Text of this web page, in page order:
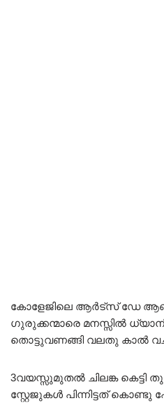
കോളേജിലെ ആർട്‌സ് ഡേ
ഗുരുക്കന്മാരെ മനസ്സിൽ
തൊട്ടുവണങ്ങി വലതു കാൽ
3വയസ്സുമുതൽ ചിലങ്ക കെട്ടി
സ്റ്റേജുകൾ പിന്നിട്ടത് കൊണ്ടു